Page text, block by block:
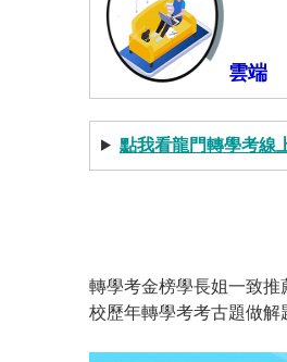
雲端
點我看龍門轉學考線
轉學考金榜學長姐一致推
校歷年轉學考考古題做解